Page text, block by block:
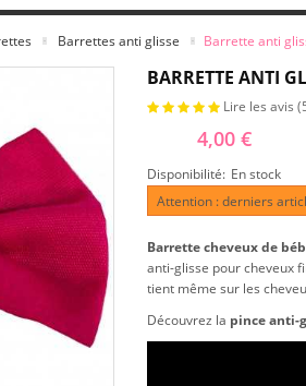
Barrettes anti glisse Barrette anti
BARRETTE ANTI
Lire les avis (
4,00 €
Disponibilité: En stock
Attention : derniers
Barrette cheveux de
anti-glisse pour cheveux
tient même sur les
Découvrez la pince anti-